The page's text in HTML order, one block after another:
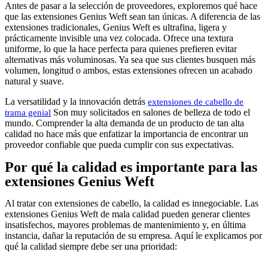
Antes de pasar a la selección de proveedores, exploremos qué hace
que las extensiones Genius Weft sean tan únicas. A diferencia de las
extensiones tradicionales, Genius Weft es ultrafina, ligera y
prácticamente invisible una vez colocada. Ofrece una textura
uniforme, lo que la hace perfecta para quienes prefieren evitar
alternativas más voluminosas. Ya sea que sus clientes busquen más
volumen, longitud o ambos, estas extensiones ofrecen un acabado
natural y suave.
La versatilidad y la innovación detrás extensiones de cabello de
trama genial Son muy solicitados en salones de belleza de todo el
mundo. Comprender la alta demanda de un producto de tan alta
calidad no hace más que enfatizar la importancia de encontrar un
proveedor confiable que pueda cumplir con sus expectativas.
Por qué la calidad es importante para las
extensiones Genius Weft
Al tratar con extensiones de cabello, la calidad es innegociable. Las
extensiones Genius Weft de mala calidad pueden generar clientes
insatisfechos, mayores problemas de mantenimiento y, en última
instancia, dañar la reputación de su empresa. Aquí le explicamos por
qué la calidad siempre debe ser una prioridad: